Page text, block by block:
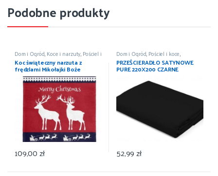
Podobne produkty
Dom i Ogród, Koce i narzuty, Pościel i
koce,Wyposażenie
Koc świąteczny narzuta z
frędzlami Mikołajki Boże
Narodzenie 150×200
109,00zł
Dom i Ogród, Pościel i koce,
Prześcieradła,Wyposażenie
PRZEŚCIERADŁO SATYNOWE
PURE 220X200 CZARNE
52,99zł